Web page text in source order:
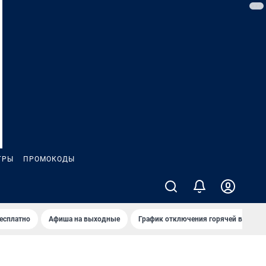
ПРОМОКОДЫ
Афиша на выходные График отключения горячей воды в